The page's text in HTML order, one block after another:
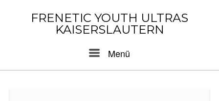
FRENETIC YOUTH ULTRAS
KAISERSLAUTERN
Menü